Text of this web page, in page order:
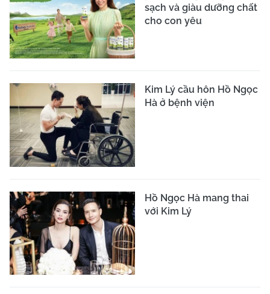
sạch và giàu dưỡng chất
cho con yêu
Kim Lý cầu hôn Hồ Ngọc
Hà ở bệnh viện
Hồ Ngọc Hà mang thai
với Kim Lý